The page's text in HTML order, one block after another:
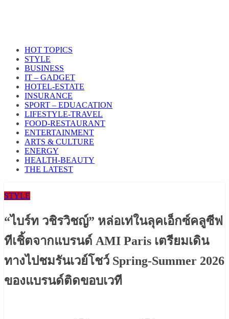
HOT TOPICS
STYLE
BUSINESS
IT – GADGET
HOTEL-ESTATE
INSURANCE
SPORT – EDUACATION
LIFESTYLE​-TRAVEL​
FOOD-RESTAURANT
ENTERTAINMENT
ARTS & CULTURE
ENERGY
HEALTH​-BEAUTY
THE LATEST
STYLE
“ไบร์ท วชิรวิชญ์” หล่อเท่ในลุคเอ็กซ์คลูซีฟ
ทีเชิ้ตจากแบรนด์ AMI Paris เตรียมเดิน
ทางไปชมรันเวย์โชว์ Spring-Summer 2026
ของแบรนด์ติดขอบเวที